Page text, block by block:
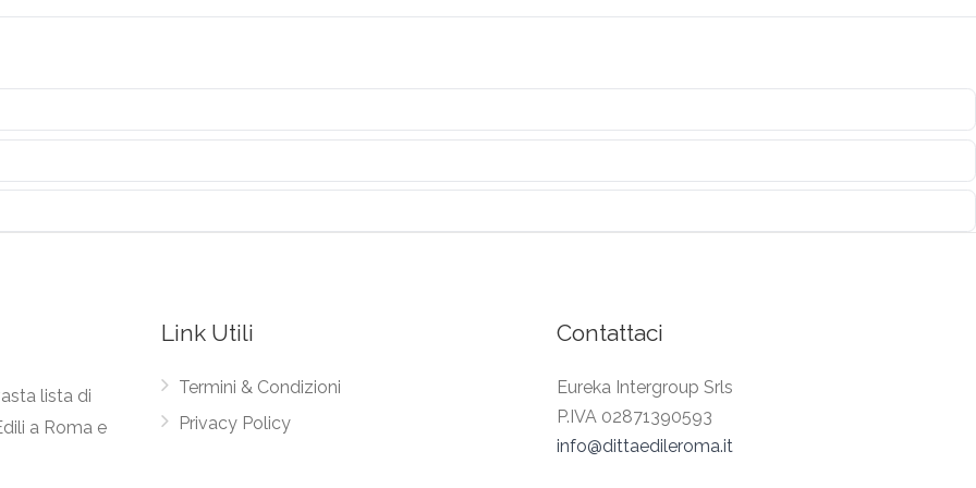
lista di
a Roma e
Link Utili
Termini & Condizioni
Privacy Policy
Contattaci
Eureka Intergroup Srls
P.IVA 02871390593
info@dittaedileroma.it